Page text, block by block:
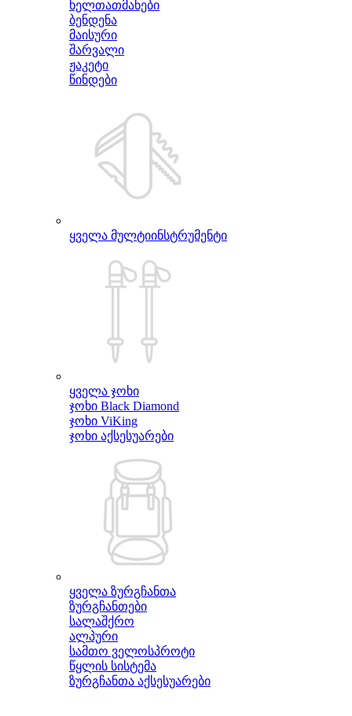
ხელთათმანები
ბენდენა
მაისური
შარვალი
ჟაკეტი
წინდები
ყველა მულტიინსტრუმენტი
ყველა ჯოხი
ჯოხი Black Diamond
ჯოხი ViKing
ჯოხი აქსესუარები
ყველა ზურგჩანთა
ზურგჩანთები
სალაშქრო
ალპური
სამთო ველოსპროტი
წყლის სისტემა
ზურგჩანთა აქსესუარები